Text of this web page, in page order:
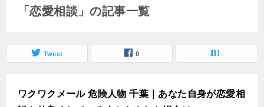
「恋愛相談」の記事一覧
Tweet 0
ワクワクメール 危険人物 千葉｜あなた自身が恋愛相